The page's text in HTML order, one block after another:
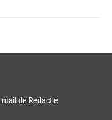
mail de Redactie